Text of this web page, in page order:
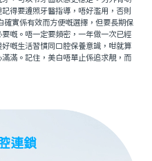
得要遵照牙醫指導，唔好濫用，否則
確實係有效而方便嘅選擇，但要長期保
嘅。唔一定要頻密，一年做一次已經
嘅生活習慣同口腔保養意識，咁就算
滿。記住，美白唔單止係追求靚，而
連鎖